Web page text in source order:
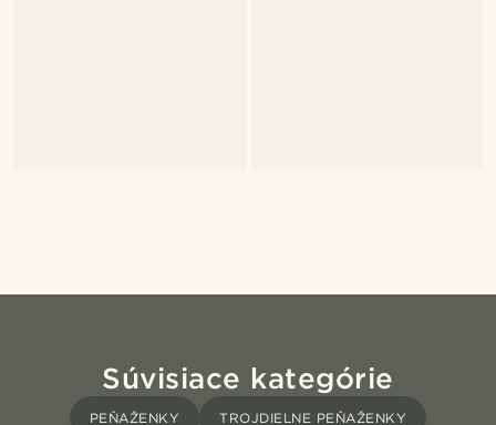
Súvisiace kategórie
PEŇAŽENKY TROJDIELNE PEŇAŽENKY